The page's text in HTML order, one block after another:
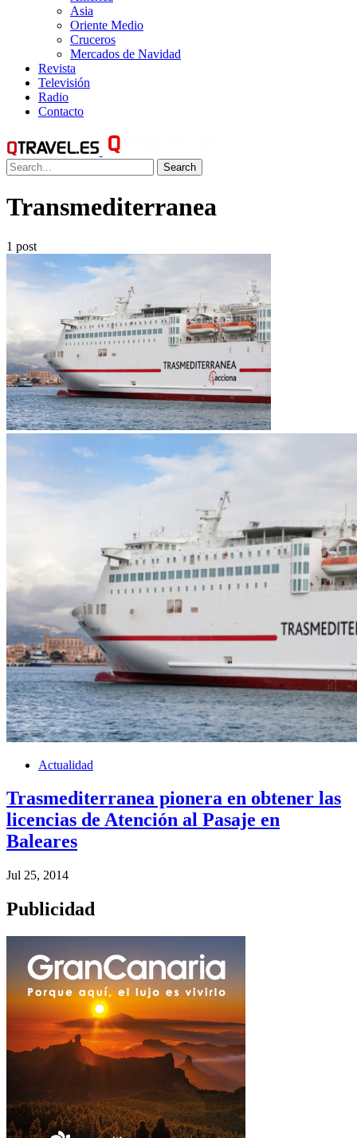
Asia
Oriente Medio
Cruceros
Mercados de Navidad
Revista
Televisión
Radio
Contacto
Search
Transmediterranea
1 post
Actualidad
Trasmediterranea pionera en obtener las
licencias de Atención al Pasaje en
Baleares
Jul 25, 2014
Publicidad